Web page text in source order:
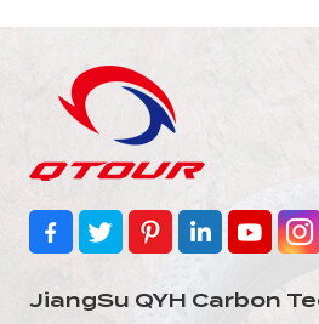
JiangSu QYH Carbon